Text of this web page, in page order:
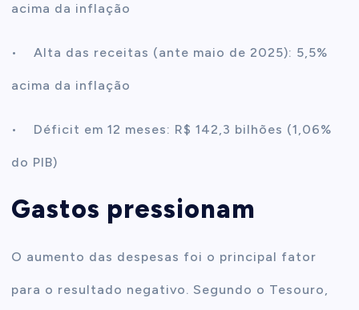
acima da inflação
• Alta das receitas (ante maio de 2025): 5,5%
acima da inflação
• Déficit em 12 meses: R$ 142,3 bilhões (1,06%
do PIB)
Gastos pressionam
O aumento das despesas foi o principal fator
para o resultado negativo. Segundo o Tesouro,